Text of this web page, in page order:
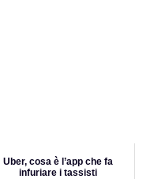
Uber, cosa è l’app che fa
infuriare i tassisti